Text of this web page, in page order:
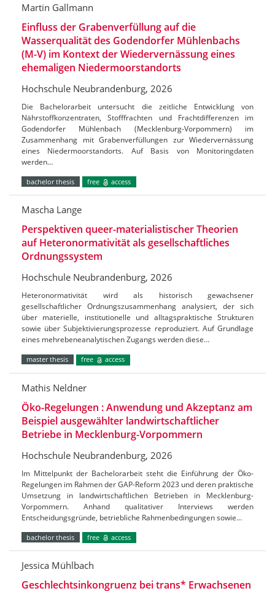
Martin Gallmann
Einfluss der Grabenverfüllung auf die
Wasserqualität des Godendorfer Mühlenbachs
(M-V) im Kontext der Wiedervernässung eines
ehemaligen Niedermoorstandorts
Hochschule Neubrandenburg, 2026
Die Bachelorarbeit untersucht die zeitliche Entwicklung von
Nährstoffkonzentraten, Stofffrachten und Frachtdifferenzen im
Godendorfer Mühlenbach (Mecklenburg-Vorpommern) im
Zusammenhang mit Grabenverfüllungen zur Wiedervernässung
eines Niedermoorstandorts. Auf Basis von Monitoringdaten
werden…
bachelor thesis free access
Mascha Lange
Perspektiven queer-materialistischer Theorien
auf Heteronormativität als gesellschaftliches
Ordnungssystem
Hochschule Neubrandenburg, 2026
Heteronormativität wird als historisch gewachsener
gesellschaftlicher Ordnungszusammenhang analysiert, der sich
über materielle, institutionelle und alltagspraktische Strukturen
sowie über Subjektivierungsprozesse reproduziert. Auf Grundlage
eines mehrebeneanalytischen Zugangs werden diese…
master thesis free access
Mathis Neldner
Öko-Regelungen : Anwendung und Akzeptanz am
Beispiel ausgewählter landwirtschaftlicher
Betriebe in Mecklenburg-Vorpommern
Hochschule Neubrandenburg, 2026
Im Mittelpunkt der Bachelorarbeit steht die Einführung der Öko-
Regelungen im Rahmen der GAP-Reform 2023 und deren praktische
Umsetzung in landwirtschaftlichen Betrieben in Mecklenburg-
Vorpommern. Anhand qualitativer Interviews werden
Entscheidungsgründe, betriebliche Rahmenbedingungen sowie…
bachelor thesis free access
Jessica Mühlbach
Geschlechtsinkongruenz bei trans* Erwachsenen